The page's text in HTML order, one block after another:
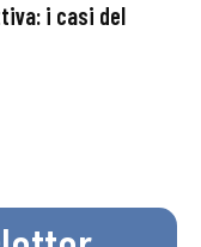
i casi del